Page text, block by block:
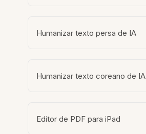
Humanizar texto persa de IA
Humanizar texto coreano de IA
Editor de PDF para iPad